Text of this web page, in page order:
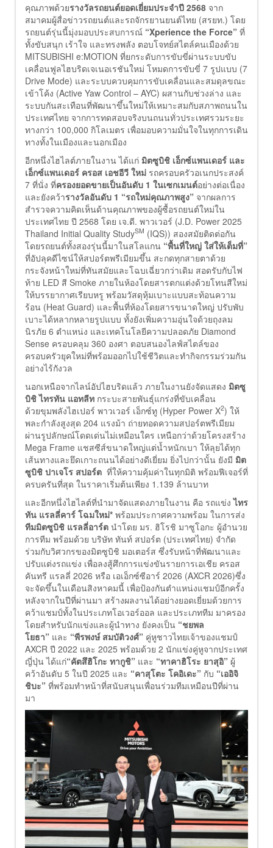
คุณภาพด้วยรางวัลรถยนต์ยอดเยี่ยมประจำปี 2568 จาก
สมาคมผู้สื่อข่าวรถยนต์และรถจักรยานยนต์ไทย (สรยท.) โดย
รถยนต์รุ่นนี้มุ่งมอบประสบการณ์ “Xperience the Force” ที่
ทั้งขับสนุก เร้าใจ และทรงพลัง ตอบโจทย์สไตล์คนเมืองด้วย
MITSUBISHI e:MOTION ที่ยกระดับการขับขี่ผ่านระบบขับ
เคลื่อนฟูลไฮบริดเจเนอเรชันใหม่ โหมดการขับขี่ 7 รูปแบบ (7
Drive Mode) และระบบควบคุมการขับเคลื่อนและสมดุลขณะ
เข้าโค้ง (Active Yaw Control – AYC) ผสานกับช่วงล่าง และ
ระบบกันสะเทือนที่พัฒนาขึ้นใหม่ให้เหมาะสมกับสภาพถนนใน
ประเทศไทย จากการทดสอบจริงบนถนนทั่วประเทศรวมระยะ
ทางกว่า 100,000 กิโลเมตร เพื่อมอบความมั่นใจในทุกการเดิน
ทางทั้งในเมืองและนอกเมือง
อีกหนึ่งไฮไลต์ภายในงาน ได้แก่ มิตซูบิชิ เอ็กซ์แพนเดอร์ และ
เอ็กซ์แพนเดอร์ ครอส เอชอีวี ใหม่ รถครอบครัวอเนกประสงค์
7 ที่นั่ง ที่ครองยอดขายเป็นอันดับ 1 ในเซกเมนต์อย่างต่อเนื่อง
และยังคว้ารางวัลอันดับ 1 “รถใหม่คุณภาพสูง” จากผลการ
สำรวจความคิดเห็นด้านคุณภาพของผู้ซื้อรถยนต์ใหม่ใน
ประเทศไทย ปี 2568 โดย เจ.ดี. พาวเวอร์ (J.D. Power 2025
Thailand Initial Quality StudySM (IQS)) สองสมัยติดต่อกัน
โดยรถยนต์ทั้งสองรุ่นนี้มาในสโลแกน “พื้นที่ใหญ่ ใส่ให้เต็มที่”
ที่อัปลุคดีไซน์ให้สปอร์ตพรีเมียมขึ้น สะกดทุกสายตาด้วย
กระจังหน้าใหม่ที่ทันสมัยและโฉบเฉี่ยวกว่าเดิม สอดรับกับไฟ
ท้าย LED สี Smoke ภายในห้องโดยสารตกแต่งด้วยโทนสีใหม่
ให้บรรยากาศเรียบหรู พร้อมวัสดุหุ้มเบาะแบบสะท้อนความ
ร้อน (Heat Guard) และพื้นที่ห้องโดยสารขนาดใหญ่ ปรับพับ
เบาะได้หลากหลายรูปแบบ ทั้งยังเพิ่มความอุ่นใจด้วยถุงลม
นิรภัย 6 ตำแหน่ง และเทคโนโลยีความปลอดภัย Diamond
Sense ครอบคลุม 360 องศา ตอบสนองไลฟ์สไตล์ของ
ครอบครัวยุคใหม่ที่พร้อมออกไปใช้ชีวิตและทำกิจกรรมร่วมกัน
อย่างไร้กังวล
นอกเหนือจากไลน์อัปไฮบริดแล้ว ภายในงานยังจัดแสดง มิตซู
บิชิ ไทรทัน แอทลีท กระบะสายพันธุ์แกร่งที่ขับเคลื่อน
ด้วยขุมพลังไฮเปอร์ พาวเวอร์ เอ็กซ์ทู (Hyper Power X2) ให้
พละกำลังสูงสุด 204 แรงม้า ถ่ายทอดความสปอร์ตพรีเมียม
ผ่านรูปลักษณ์โดดเด่นไม่เหมือนใคร เหนือกว่าด้วยโครงสร้าง
Mega Frame แชสซีส์ขนาดใหญ่แต่น้ำหนักเบา ให้ลุยได้ทุก
เส้นทางและยึดเกาะถนนได้อย่างดีเยี่ยม ยิ่งไปกว่านั้น ยังมี มิต
ซูบิชิ ปาเจโร สปอร์ต ที่ให้ความคุ้มค่าในทุกมิติ พร้อมฟีเจอร์ที่
ครบครันที่สุด ในราคาเริ่มต้นเพียง 1.139 ล้านบาท
และอีกหนึ่งไฮไลต์ที่นำมาจัดแสดงภายในงาน คือ รถแข่งไทร
ทัน แรลลี่คาร์ โฉมใหม่* พร้อมประกาศความพร้อม ในการส่ง
ทีมมิตซูบิชิ แรลลี่อาร์ต นำโดย มร. ฮิโรชิ มาซูโอกะ ผู้อำนวย
การทีม พร้อมด้วย บริษัท ทันท์ สปอร์ต (ประเทศไทย) จำกัด
ร่วมกับวิศวกรของมิตซูบิชิ มอเตอร์ส ซึ่งรับหน้าที่พัฒนาและ
ปรับแต่งรถแข่ง เพื่อลงสู้ศึกการแข่งขันรายการเอเชีย ครอส
คันทรี แรลลี่ 2026 หรือ เอเอ็กซ์ซีอาร์ 2026 (AXCR 2026)ซึ่ง
จะจัดขึ้นในเดือนสิงหาคมนี้ เพื่อป้องกันตำแหน่งแชมป์อีกครั้ง
หลังจากในปีที่ผ่านมา สร้างผลงานได้อย่างยอดเยี่ยมด้วยการ
คว้าแชมป์ทั้งในประเภทโอเวอร์ออล และประเภททีม มาครอง
โดยสำหรับนักแข่งและผู้นำทาง ยังคงเป็น “ชยพล
โยธา” และ “พีรพงษ์ สมบัติวงศ์” คู่หูชาวไทยเจ้าของแชมป์
AXCR ปี 2022 และ 2025 พร้อมด้วย 2 นักแข่งคู่หูจากประเทศ
ญี่ปุ่น ได้แก่“คัตสึฮิโกะ ทากูชิ” และ “ทาคาฮิโระ ยาสุอิ” ผู้
คว้าอันดับ 5 ในปี 2025 และ “คาสุโตะ โคอิเดะ” กับ “เออิจิ
ชิบะ” ที่พร้อมทำหน้าที่สนับสนุนเพื่อนร่วมทีมเหมือนปีที่ผ่าน
มา